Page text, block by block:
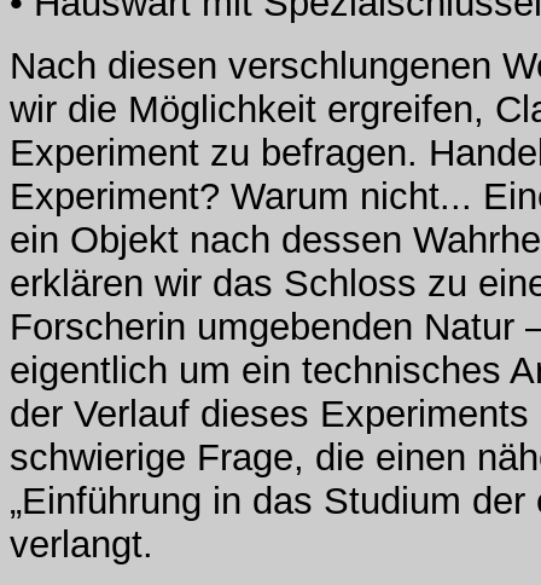
Nach diesen verschlungenen
wir die Möglichkeit ergreifen,
Experiment zu befragen.
Experiment? Warum nicht...
ein Objekt nach dessen
erklären wir das Schloss zu
Forscherin umgebenden Natur
eigentlich um ein technisches
der Verlauf dieses
schwierige Frage, die einen
„Einführung in das Studium
verlangt.